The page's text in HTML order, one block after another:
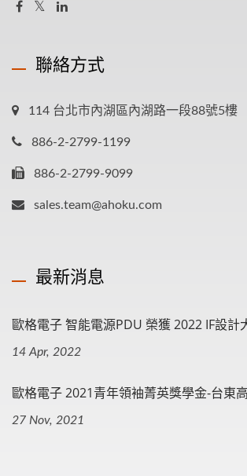
聯絡方式
114 台北市內湖區內湖路一段88號5樓
886-2-2799-1199
886-2-2799-9099
sales.team@ahoku.com
最新消息
歐格電子 智能電源PDU 榮獲 2022 IF設計
14 Apr, 2022
歐格電子 2021青年領袖菁英獎學金-台東
27 Nov, 2021